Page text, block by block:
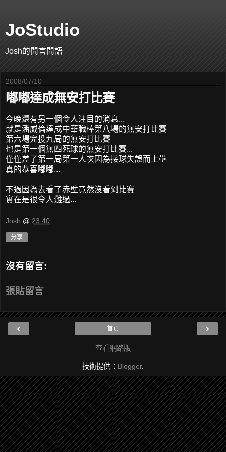
JoStudio
Josh的閒言閒語
2008/07/10
嘟嘟達成無安打比賽
今晚還有另一個令人注目的消息...
就是潘威倫達成中華職棒第八場的無安打比賽
第六場完投九局的無安打比賽
也是第一個無四死球的無安打比賽...
僅僅差了第一局第一人次因為接球失誤而上壘
真的恭喜嘟嘟...
不過因為去看了赤壁竟然沒看到比賽
實在是很令人難過...
Josh @ 23:40
分享
沒有留言:
張貼留言
‹ ›
首頁
查看網路版
技術提供： Blogger.